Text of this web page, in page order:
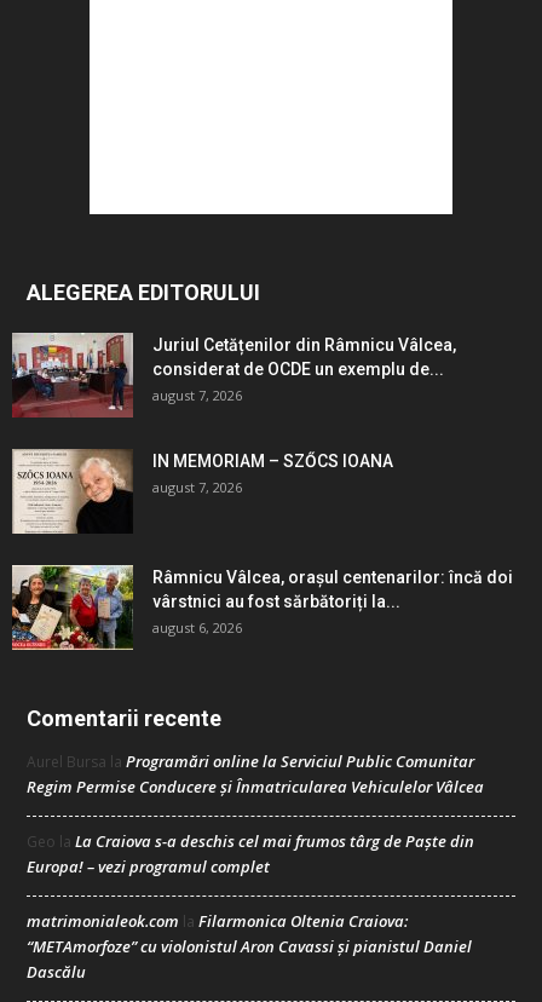
ALEGEREA EDITORULUI
Juriul Cetățenilor din Râmnicu Vâlcea,
considerat de OCDE un exemplu de...
august 7, 2026
IN MEMORIAM – SZŐCS IOANA
august 7, 2026
Râmnicu Vâlcea, orașul centenarilor: încă doi
vârstnici au fost sărbătoriți la...
august 6, 2026
Comentarii recente
Aurel Bursa la Programări online la Serviciul Public Comunitar
Regim Permise Conducere şi Înmatricularea Vehiculelor Vâlcea
Geo la La Craiova s-a deschis cel mai frumos târg de Paște din
Europa! – vezi programul complet
matrimonialeok.com la Filarmonica Oltenia Craiova:
“METAmorfoze” cu violonistul Aron Cavassi și pianistul Daniel
Dascălu